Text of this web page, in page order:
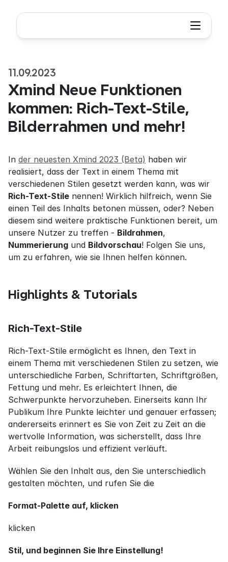
11.09.2023
Xmind Neue Funktionen
kommen: Rich-Text-Stile,
Bilderrahmen und mehr!
In der neuesten Xmind 2023 (Beta) haben wir
realisiert, dass der Text in einem Thema mit
Rich-Text-Stile nennen! Wirklich hilfreich, wenn Sie
einen Teil des Inhalts betonen müssen, oder? Neben
diesem sind weitere praktische Funktionen bereit, um
unsere Nutzer zu treffen - Bildrahmen
Nummerierung und Bildvorschau! Folgen Sie uns,
um zu erfahren, wie sie Ihnen helfen können.
Highlights & Tutorials
Rich-Text-Stile
Rich-Text-Stile ermöglicht es Ihnen, den Text in
einem Thema mit verschiedenen Stilen zu setzen, wie
unterschiedliche Farben, Schriftarten, Schriftgrößen,
Fettung und mehr. Es erleichtert Ihnen, die
Schwerpunkte hervorzuheben. Einerseits kann Ihr
Publikum Ihre Punkte leichter und genauer erfassen;
andererseits erinnert es Sie von Zeit zu Zeit an die
wertvolle Information, was sicherstellt, dass Ihre
Arbeit reibungslos und effizient verläuft.
Wählen Sie den Inhalt aus, den Sie unterschiedlich
gestalten möchten, und rufen Sie die
Format-Palette auf, klicken
klicken
Stil, und beginnen Sie Ihre Einstellung!